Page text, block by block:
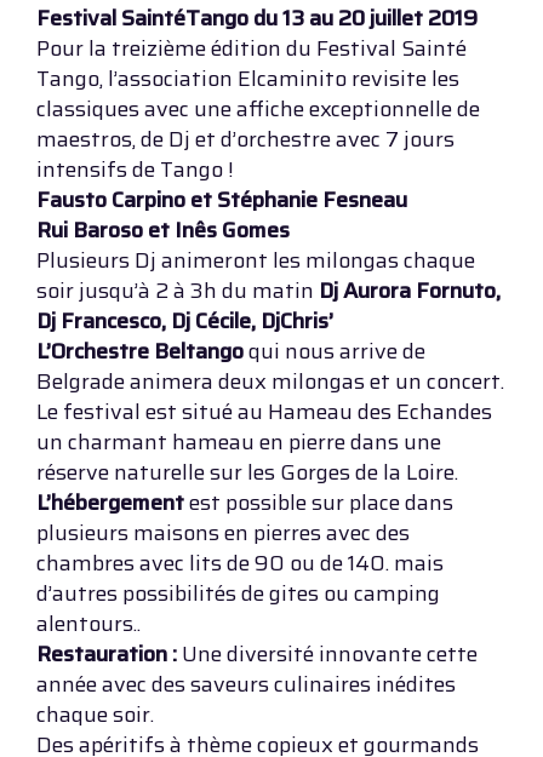
Festival SaintéTango du 13 au 20 juillet 2019
Pour la treizième édition du Festival Sainté
Tango, l’association Elcaminito revisite les
classiques avec une affiche exceptionnelle de
maestros, de Dj et d’orchestre avec 7 jours
intensifs de Tango !
Fausto Carpino et Stéphanie Fesneau
Rui Baroso et Inês Gomes
Plusieurs Dj animeront les milongas chaque
soir jusqu’à 2 à 3h du matin Dj Aurora Fornuto,
Dj Francesco, Dj Cécile, DjChris’
L’Orchestre Beltangoqui nous arrive de
Belgrade animera deux milongas et un concert.
Le festival est situé au Hameau des Echandes
un charmant hameau en pierre dans une
réserve naturelle sur les Gorges de la Loire.
L’hébergementest possible sur place dans
plusieurs maisons en pierres avec des
chambres avec lits de 90 ou de 140. mais
d’autres possibilités de gites ou camping
alentours..
Restauration :Une diversité innovante cette
année avec des saveurs culinaires inédites
chaque soir.
Des apéritifs à thème copieux et gourmands